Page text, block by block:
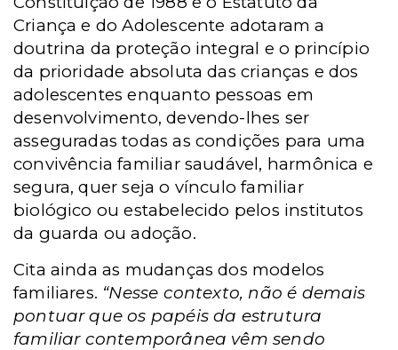
Criança e do Adolescente adotaram a
doutrina da proteção integral e o princípio
da prioridade absoluta das crianças e dos
adolescentes enquanto pessoas em
desenvolvimento, devendo-lhes ser
asseguradas todas as condições para uma
convivência familiar saudável, harmônica e
segura, quer seja o vínculo familiar
biológico ou estabelecido pelos institutos
da guarda ou adoção.
Cita ainda as mudanças dos modelos
familiares. “Nesse contexto, não é demais
pontuar que os papéis da estrutura
familiar contemporânea vêm sendo